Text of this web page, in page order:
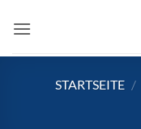
Inhalt
STARTSEITE /